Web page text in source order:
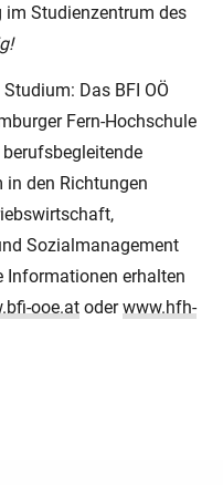
im Studienzentrum des
Das BFI OÖ
Fern-Hochschule
in den Richtungen
Sozialmanagement
Informationen erhalten
ooe.at oderwww.hfh-